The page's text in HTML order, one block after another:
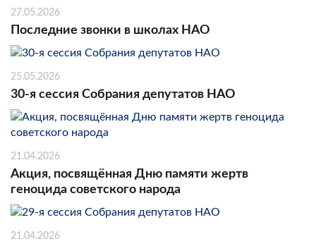
27.05.2026
Последние звонки в школах НАО
25.05.2026
30-я сессия Собрания депутатов НАО
21.04.2026
Акция, посвящённая Дню памяти жертв
геноцида советского народа
21.04.2026